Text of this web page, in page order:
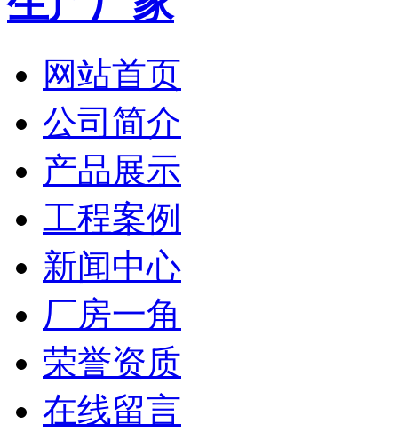
网站首页
公司简介
产品展示
工程案例
新闻中心
厂房一角
荣誉资质
在线留言